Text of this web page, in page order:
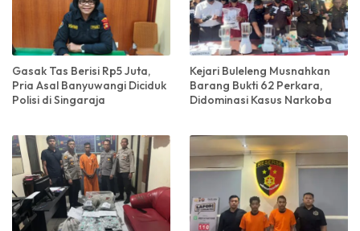
Gasak Tas Berisi Rp5 Juta,
Pria Asal Banyuwangi Diciduk
Polisi di Singaraja
Kejari Buleleng Musnahkan
Barang Bukti 62 Perkara,
Didominasi Kasus Narkoba